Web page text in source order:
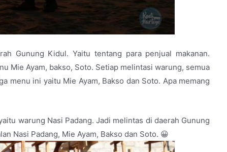
Gunung Kidul. Yaitu tentang para penjual makanan.
Mie Ayam, bakso, Soto. Setiap melintasi warung, semua
menu ini yaitu Mie Ayam, Bakso dan Soto. Apa memang
warung Nasi Padang. Jadi melintas di daerah Gunung
Nasi Padang, Mie Ayam, Bakso dan Soto. 😀